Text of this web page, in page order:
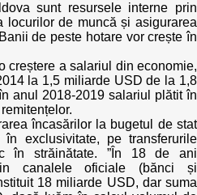
sunt resursele interne prin
locurilor de muncă și asigurarea
de peste hotare vor crește în
creștere a salariul din economie,
la 1,5 miliarde USD de la 1,8
anul 2018-2019 salariul plătit în
încasărilor la bugetul de stat
exclusivitate, pe transferurile
în străinătate. ”În 18 de ani
canalele oficiale (bănci și
18 miliarde USD, dar suma